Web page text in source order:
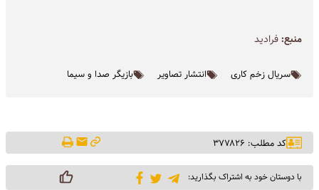
منبع:فرادید
سریال زخم کاری انتشار تصاویر بازیگر صدا و سیما
کد مطلب: ۳۷۷۸۲۶
با دوستان خود به اشتراک بگذارید: